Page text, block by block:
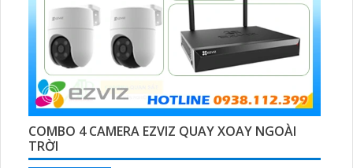
COMBO 4 CAMERA EZVIZ QUAY XOAY NGOÀI
TRỜI